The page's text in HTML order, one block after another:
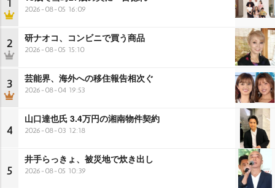
1 2026-08-05 16:09
2 研ナオコ、コンビニで買う商品
2026-08-05 15:10
3 芸能界、海外への移住報告相次ぐ
2026-08-04 19:53
4
山口達也氏 3.4万円の湘南物件契約
2026-08-03 12:18
5
井手らっきょ、被災地で炊き出し
2026-08-05 10:39